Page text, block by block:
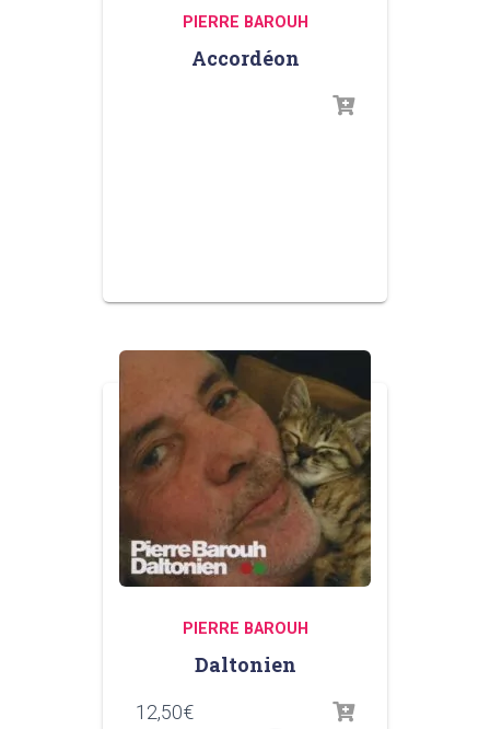
PIERRE BAROUH
Accordéon
PIERRE BAROUH
Daltonien
12,50€